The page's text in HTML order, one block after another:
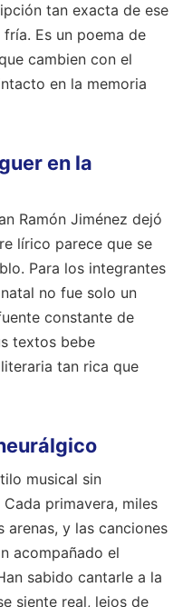
Es un poema de
cambien con el
en la memoria
Ramón Jiménez dejó
lírico parece que se
Para los integrantes
no fue solo un
constante de
textos bebe
tan rica que
musical sin
primavera, miles
y las canciones
acompañado el
sabido cantarle a la
siente real, lejos de
sobre el camino, el